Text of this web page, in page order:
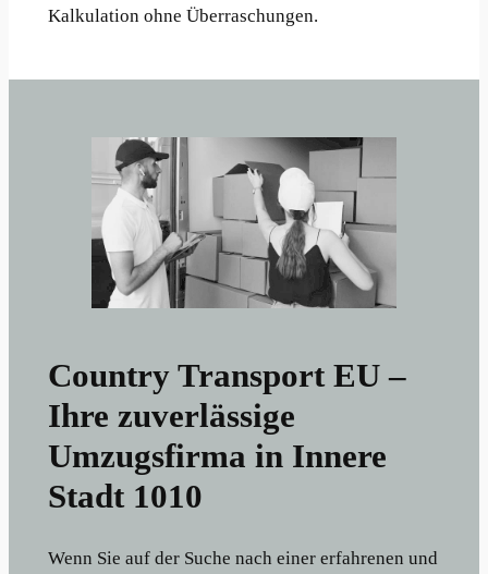
Kalkulation ohne Überraschungen.
Country Transport EU –
Ihre zuverlässige
Umzugsfirma in Innere
Stadt 1010
Wenn Sie auf der Suche nach einer erfahrenen und